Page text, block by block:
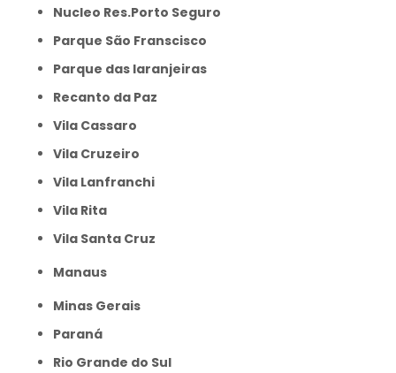
Nucleo Res.Porto Seguro
Parque São Franscisco
Parque das laranjeiras
Recanto da Paz
Vila Cassaro
Vila Cruzeiro
Vila Lanfranchi
Vila Rita
Vila Santa Cruz
Manaus
Minas Gerais
Paraná
Rio Grande do Sul